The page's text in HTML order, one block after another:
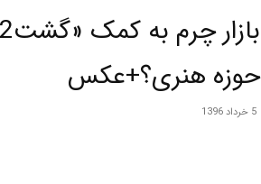
حوزه هنری؟+عکس
5 خرداد 1396